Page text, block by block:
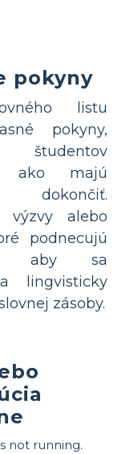
pokyny
listu
pokyny,
ako majú
dokončiť.
výzvy alebo
podnecujú
aby sa
lingvisticky
zásoby.
not running.